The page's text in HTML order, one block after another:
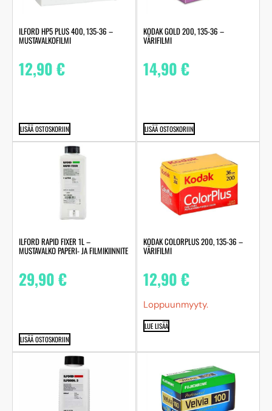
ILFORD HP5 PLUS 400, 135-36 –
MUSTAVALKOFILMI
12,90€
LISÄÄ OSTOSKORIIN
KODAK GOLD 200, 135-36 –
VÄRIFILMI
14,90€
LISÄÄ OSTOSKORIIN
ILFORD RAPID FIXER 1L –
MUSTAVALKO PAPERI- JA FILMIKIINNITE
29,90€
LISÄÄ OSTOSKORIIN
KODAK COLORPLUS 200, 135-36 –
VÄRIFILMI
12,90€
Loppuunmyyty.
LUE LISÄÄ